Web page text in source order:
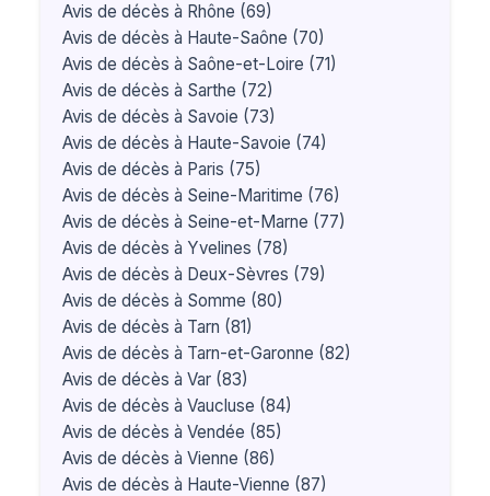
Avis de décès à Rhône (69)
Avis de décès à Haute-Saône (70)
Avis de décès à Saône-et-Loire (71)
Avis de décès à Sarthe (72)
Avis de décès à Savoie (73)
Avis de décès à Haute-Savoie (74)
Avis de décès à Paris (75)
Avis de décès à Seine-Maritime (76)
Avis de décès à Seine-et-Marne (77)
Avis de décès à Yvelines (78)
Avis de décès à Deux-Sèvres (79)
Avis de décès à Somme (80)
Avis de décès à Tarn (81)
Avis de décès à Tarn-et-Garonne (82)
Avis de décès à Var (83)
Avis de décès à Vaucluse (84)
Avis de décès à Vendée (85)
Avis de décès à Vienne (86)
Avis de décès à Haute-Vienne (87)